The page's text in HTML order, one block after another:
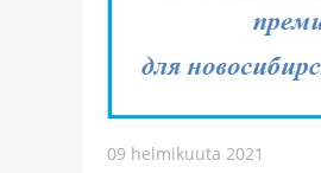
09 helmikuuta 2021